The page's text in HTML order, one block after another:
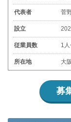
代表者 菅
設立
従業員数 1
所在地 大
募